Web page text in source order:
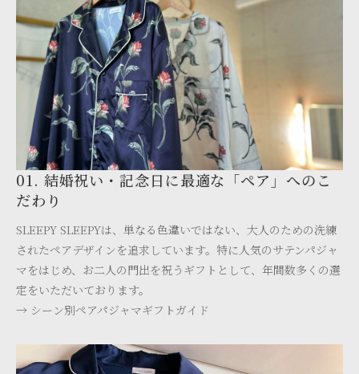
01. 結婚祝い・記念日に最適な「ペア」へのこ
だわり
SLEEPY SLEEPYは、単なる色違いではない、大人のための洗練
されたペアデザインを追求しています。特に人気のサテンパジャ
マをはじめ、お二人の門出を祝うギフトとして、年間数多くの選
定をいただいております。
→ シーン別ペアパジャマギフトガイド